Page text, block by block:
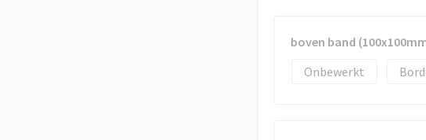
boven band
Onbewerkt